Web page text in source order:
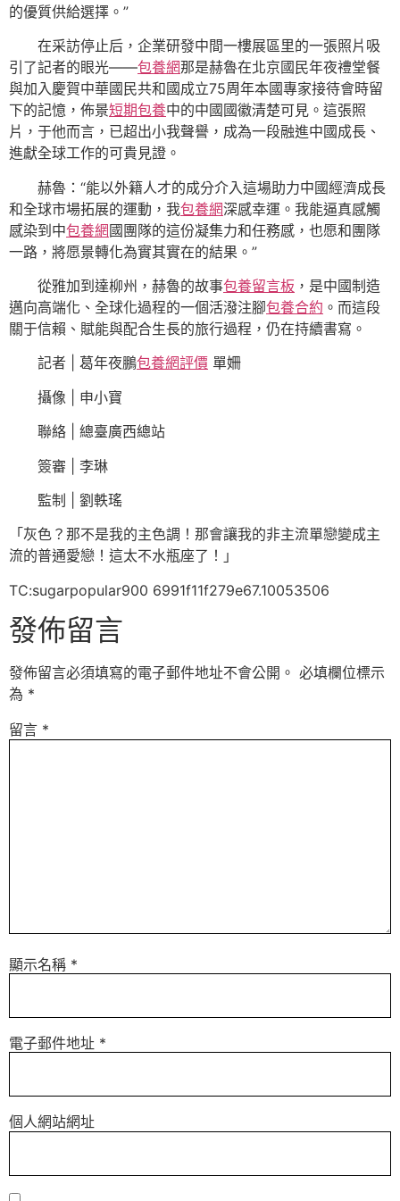
的優質供給選擇。”
在采訪停止后，企業研發中間一樓展區里的一張照片吸
引了記者的眼光——包養網那是赫魯在北京國民年夜禮堂餐
與加入慶賀中華國民共和國成立75周年本國專家接待會時留
下的記憶，佈景短期包養中的中國國徽清楚可見。這張照
片，于他而言，已超出小我聲譽，成為一段融進中國成長、
進獻全球工作的可貴見證。
赫魯：“能以外籍人才的成分介入這場助力中國經濟成長
和全球市場拓展的運動，我包養網深感幸運。我能逼真感觸
感染到中包養網國團隊的這份凝集力和任務感，也愿和團隊
一路，將愿景轉化為實其實在的結果。”
從雅加到達柳州，赫魯的故事包養留言板 ，是中國制造
邁向高端化、全球化過程的一個活潑注腳包養合約 。而這段
關于信賴、賦能與配合生長的旅行過程，仍在持續書寫。
記者 | 葛年夜鵬包養網評價 單姍
攝像 | 申小寶
聯絡 | 總臺廣西總站
簽審 | 李琳
監制 | 劉軼瑤
「灰色？那不是我的主色調！那會讓我的非主流單戀變成主
流的普通愛戀！這太不水瓶座了！」
TC:sugarpopular900 6991f11f279e67.10053506
發佈留言
發佈留言必須填寫的電子郵件地址不會公開。 必填欄位標示
為 *
留言 *
顯示名稱 *
電子郵件地址 *
個人網站網址